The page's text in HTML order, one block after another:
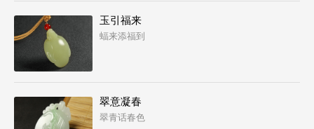
玉引福来
蝠来添福到
翠意凝春
翠青话春色